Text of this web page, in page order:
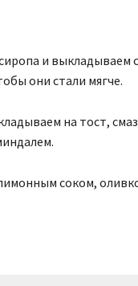
и выкладываем
они стали мягче.
на тост,
соком,